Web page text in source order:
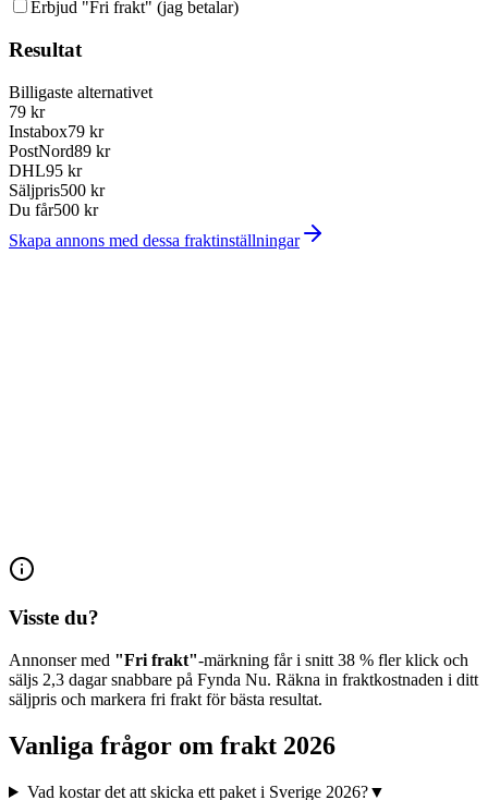
Erbjud "Fri frakt" (jag betalar)
Resultat
Billigaste alternativet
79 kr
Instabox79 kr
PostNord89 kr
DHL95 kr
Säljpris500 kr
Du får500 kr
Skapa annons med dessa fraktinställningar
Visste du?
Annonser med "Fri frakt"-märkning får i snitt 38 % fler klick och
säljs 2,3 dagar snabbare på Fynda Nu. Räkna in fraktkostnaden i ditt
säljpris och markera fri frakt för bästa resultat.
Vanliga frågor om frakt 2026
Vad kostar det att skicka ett paket i Sverige 2026?▼